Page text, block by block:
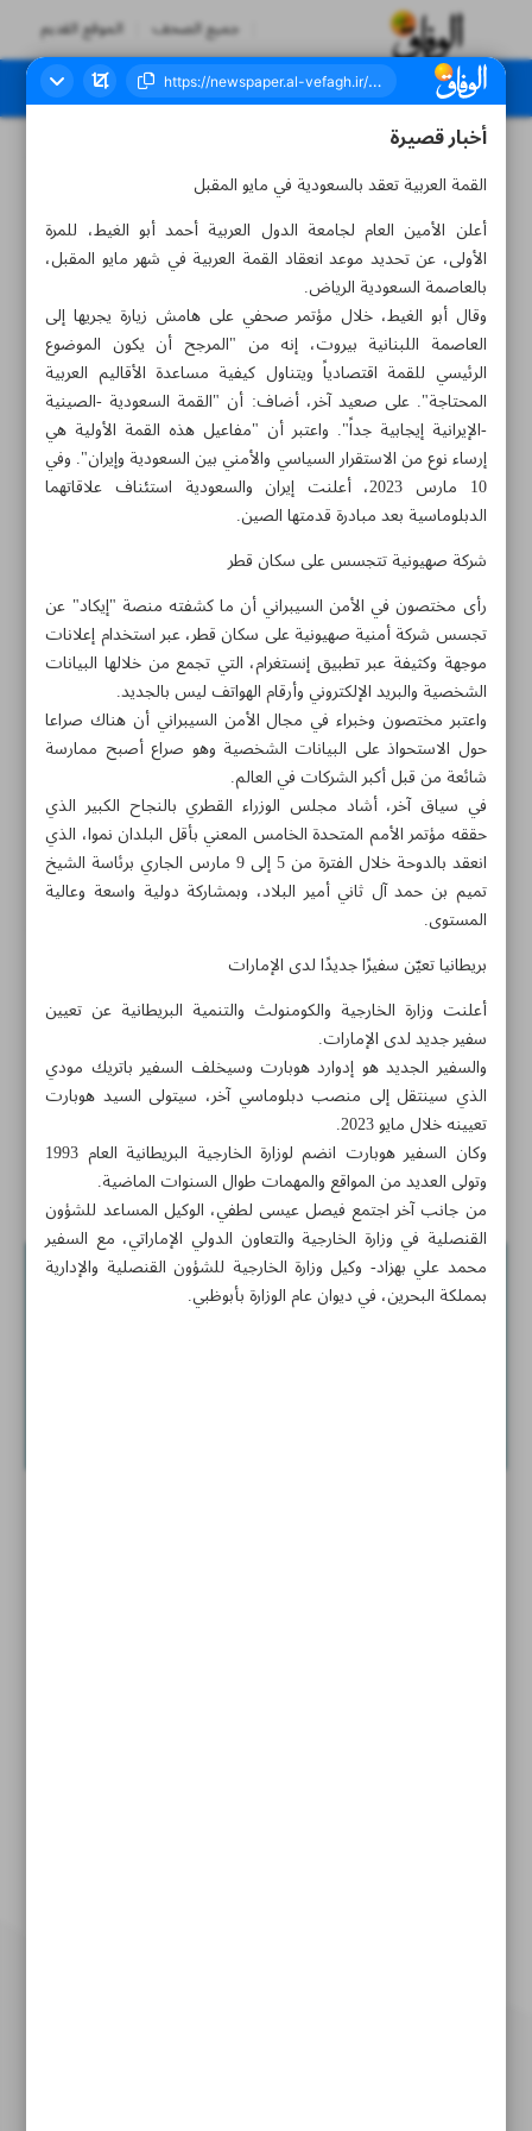
جميع الصحف الموقع القديم
العدد سبعة آلاف ومائتان وثلاثة - ١٦ مارس ٢٠٢٣
مواضيع هذه الصفحة
ما أهمية زيارة بشار الأسد إلى روسيا؟
رئيس وزراء العراق: نرفض أن تكون بلادنا مكانا لتهديد أمن
الجوار
حركة مطار صنعاء الجوية لاتزال رهن تعنت دول العدوان
أخبار قصيرة
أخبار قصيرة
القمة العربية تعقد بالسعودية في مايو المقبل
أعلن الأمين العام لجامعة الدول العربية أحمد أبو الغيط، للمرة
الأولى، عن تحديد موعد انعقاد القمة العربية في شهر مايو المقبل،
بالعاصمة السعودية الرياض.
وقال أبو الغيط، خلال مؤتمر صحفي على هامش زيارة يجريها إلى
العاصمة اللبنانية بيروت، إنه من "المرجح أن يكون الموضوع
الرئيسي للقمة اقتصادياً ويتناول كيفية مساعدة الأقاليم العربية
المحتاجة". على صعيد آخر، أضاف: أن "القمة السعودية -الصينية
-الإيرانية إيجابية جداً". واعتبر أن "مفاعيل هذه القمة الأولية هي
إرساء نوع من الاستقرار السياسي والأمني بين السعودية وإيران". وفي
10 مارس 2023، أعلنت إيران والسعودية استئناف علاقاتهما
الدبلوماسية بعد مبادرة قدمتها الصين.
شركة صهيونية تتجسس على سكان قطر
رأى مختصون في الأمن السيبراني أن ما كشفته منصة "إيكاد" عن
تجسس شركة أمنية صهيونية على سكان قطر، عبر استخدام إعلانات
موجهة وكثيفة عبر تطبيق إنستغرام، التي تجمع من خلالها البيانات
الشخصية والبريد الإلكتروني وأرقام الهواتف ليس بالجديد.
واعتبر مختصون وخبراء في مجال الأمن السيبراني أن هناك صراعا
حول الاستحواذ على البيانات الشخصية وهو صراع أصبح ممارسة
شائعة من قبل أكبر الشركات في العالم.
في سياق آخر، أشاد مجلس الوزراء القطري بالنجاح الكبير الذي
حققه مؤتمر الأمم المتحدة الخامس المعني بأقل البلدان نموا، الذي
انعقد بالدوحة خلال الفترة من 5 إلى 9 مارس الجاري برئاسة الشيخ
تميم بن حمد آل ثاني أمير البلاد، وبمشاركة دولية واسعة وعالية
المستوى.
بريطانيا تعيّن سفيرًا جديدًا لدى الإمارات
أعلنت وزارة الخارجية والكومنولث والتنمية البريطانية عن تعيين
سفير جديد لدى الإمارات.
والسفير الجديد هو إدوارد هوبارت وسيخلف السفير باتريك مودي
الذي سينتقل إلى منصب دبلوماسي آخر، سيتولى السيد هوبارت
تعيينه خلال مايو 2023.
وكان السفير هوبارت انضم لوزارة الخارجية البريطانية العام 1993
وتولى العديد من المواقع والمهمات طوال السنوات الماضية.
من جانب آخر اجتمع فيصل عيسى لطفي، الوكيل المساعد للشؤون
القنصلية في وزارة الخارجية والتعاون الدولي الإماراتي، مع السفير
محمد علي بهزاد- وكيل وزارة الخارجية للشؤون القنصلية والإدارية
بمملكة البحرين، في ديوان عام الوزارة بأبوظبي.